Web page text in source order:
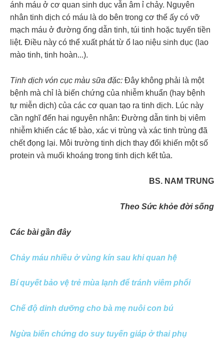
ánh máu ở cơ quan sinh dục vẫn âm ỉ chảy. Nguyên
nhân tinh dịch có máu là do bên trong cơ thể ấy có vỡ
mạch máu ở đường ống dẫn tinh, túi tinh hoặc tuyến tiền
liệt. Điều này có thể xuất phát từ ổ lao niệu sinh dục (lao
mào tinh, tinh hoàn...).
Tinh dịch vón cục màu sữa đặc: Đây không phải là một
bệnh mà chỉ là biến chứng của nhiễm khuẩn (hay bệnh
tự miễn dịch) của các cơ quan tạo ra tinh dịch. Lúc này
cần nghĩ đến hai nguyên nhân: Đường dẫn tinh bị viêm
nhiễm khiến các tế bào, xác vi trùng và xác tinh trùng đã
chết đọng lại. Môi trường tinh dịch thay đổi khiến một số
protein và muối khoáng trong tinh dịch kết tủa.
BS. NAM TRUNG
Theo Sức khỏe đời sống
Các bài gần đây
Chảy máu nhiều ở vùng kín sau khi quan hệ
Bí quyết bảo vệ trẻ mùa lạnh để tránh viêm phổi
Chế độ dinh dưỡng cho bà mẹ nuôi con bú
Ngừa biến chứng do suy tuyến giáp ở thai phụ